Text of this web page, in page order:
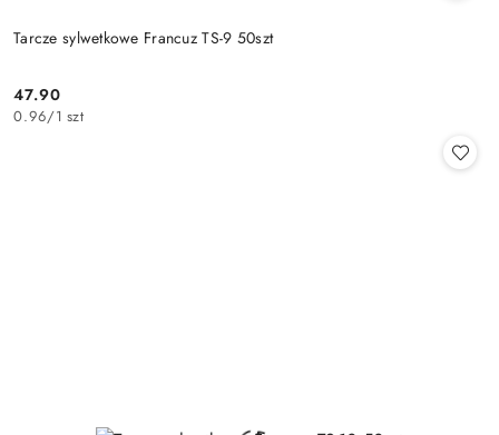
Tarcze sylwetkowe Francuz TS-9 50szt
Cena:
47.90
0.96/1 szt